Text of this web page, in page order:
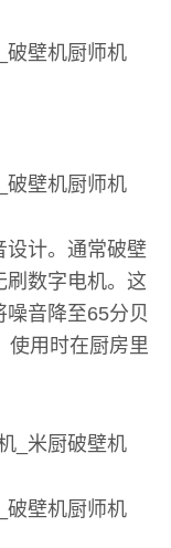
设计。通常破壁
刷数字电机。这
音降至65分贝
使用时在厨房里